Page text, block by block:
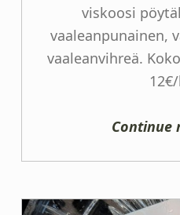
viskoosi
vaaleanpunainen,
vaaleanvihreä.
Continue